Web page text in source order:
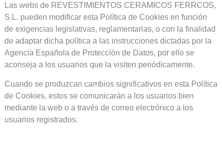
Las webs de REVESTIMIENTOS CERAMICOS FERRCOS,
S.L. pueden modificar esta Política de Cookies en función
de exigencias legislativas, reglamentarias, o con la finalidad
de adaptar dicha política a las instrucciones dictadas por la
Agencia Española de Protección de Datos, por ello se
aconseja a los usuarios que la visiten periódicamente.
Cuando se produzcan cambios significativos en esta Política
de Cookies, estos se comunicarán a los usuarios bien
mediante la web o a través de correo electrónico a los
usuarios registrados.